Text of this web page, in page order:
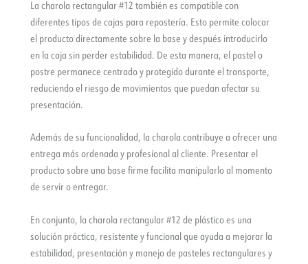
La charola rectangular #12 también es compatible con
diferentes tipos de cajas para repostería. Esto permite colocar
el producto directamente sobre la base y después introducirlo
en la caja sin perder estabilidad. De esta manera, el pastel o
postre permanece centrado y protegido durante el transporte,
reduciendo el riesgo de movimientos que puedan afectar su
presentación.
Además de su funcionalidad, la charola contribuye a ofrecer una
entrega más ordenada y profesional al cliente. Presentar el
producto sobre una base firme facilita manipularlo al momento
de servir o entregar.
En conjunto, la charola rectangular #12 de plástico es una
solución práctica, resistente y funcional que ayuda a mejorar la
estabilidad, presentación y manejo de pasteles rectangulares y